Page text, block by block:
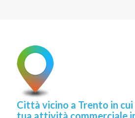
Città vicino a Trento in